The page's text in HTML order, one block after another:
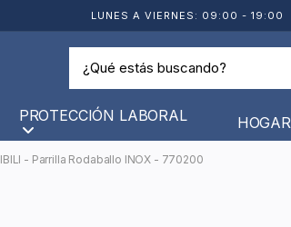
LUNES A VIERNES: 09:00 - 19:00
PROTECCIÓN LABORAL HOGAR
IBILI - Parrilla Rodaballo INOX - 770200